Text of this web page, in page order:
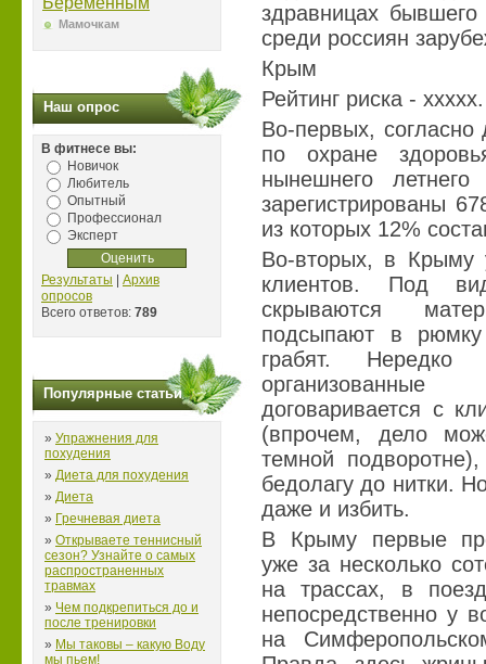
Мамочкам
Наш опрос
В фитнесе вы:
Новичок
Любитель
Опытный
Профессионал
Эксперт
Результаты
Архив
опросов
Всего ответов: 789
Популярные статьи
» Упражнения для
похудения
» Диета для похудения
» Диета
» Гречневая диета
» Открываете теннисный
сезон? Узнайте о самых
распространенных
травмах
» Чем подкрепиться до и
после тренировки
» Мы таковы – какую Воду
мы пьем!
здравницах
среди россиян
Крым
Рейтинг риска - ххххх.
Во-первых, согласно
по охране
нынешнего
зарегистрированы
из которых 12%
Во-вторых, в Крыму
клиентов. Под
скрываются
подсыпают в
грабят.
организованные
договаривается с
(впрочем, дело
темной
бедолагу до нитки.
даже и избить.
В Крыму первые
уже за несколько
на трассах, в
непосредственно у
на